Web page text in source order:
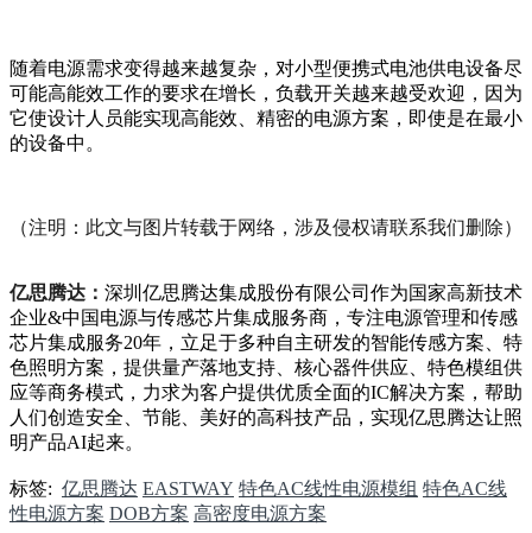
随着电源需求变得越来越复杂，对小型便携式电池供电设备尽
可能高能效工作的要求在增长，负载开关越来越受欢迎，因为
它使设计人员能实现高能效、精密的电源方案 ，即使是在最小
的设备中。
（注明：此文与图片转载于网络，涉及侵权请联系我们删除）
亿思腾达： 深圳亿思腾达集成股份有限公司作为国家高新技术
企业&中国电源与传感芯片集成服务商，专注电源管理和传感
芯片集成服务20年，立足于多种自主研发的智能传感方案、特
色照明方案，提供量产落地支持、核心器件供应、特色模组供
应等商务模式，力求为客户提供优质全面的IC解决方案，帮助
人们创造安全、节能、美好的高科技产品，实现亿思腾达让照
明产品AI起来。
标签: 亿思腾达 EASTWAY 特色AC线性电源模组 特色AC线
性电源方案 DOB方案 高密度电源方案